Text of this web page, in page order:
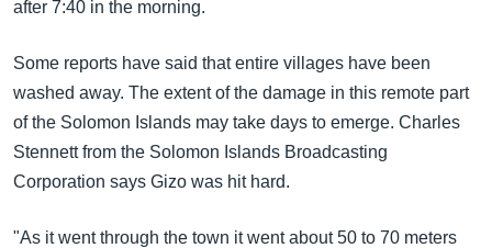
ညွန်း
သို့
ကျော်
ကြည့်
ရန်
ရှာဖွေ
Learning English
ဗွီအိုအေ လူမှုကွန်ယက်များ
ဘာသာစကားများ
after 7:40 in the morning.
Some reports have said that entire villages have been
washed away. The extent of the damage in this remote part
of the Solomon Islands may take days to emerge. Charles
Stennett from the Solomon Islands Broadcasting
Corporation says Gizo was hit hard.
"As it went through the town it went about 50 to 70 meters